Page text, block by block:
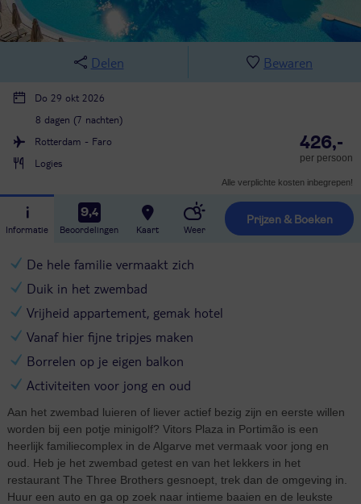
Delen Bewaren
Do 29 okt 2026
8 dagen (7 nachten)
Rotterdam - Faro
Logies
426,-
per persoon
Alle verplichte kosten inbegrepen!
Informatie
9,4
Beoordelingen Kaart Weer
Prijzen & Boeken
De hele familie vermaakt zich
Duik in het zwembad
Vrijheid appartement, gemak hotel
Vanaf hier fijne tripjes maken
Borrelen op je eigen balkon
Activiteiten voor jong en oud
Aan het zwembad luieren of liever actief bezig zijn en eerste willen
worden bij een potje minigolf? Vitors Plaza in Portimão is een
heerlijk familiecomplex in de Algarve met vermaak voor jong en
oud. Heb je het zwembad getest en van het lekkers in het
restaurant The Three Brothers gesnoept, trek dan de omgeving in.
Huur een auto en ga op zoek naar intieme baaien en de leukste